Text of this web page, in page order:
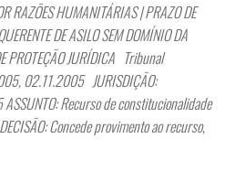
RAZÕES HUMANITÁRIAS | PRAZO DE
DE ASILO SEM DOMÍNIO DA
PROTEÇÃO JURÍDICA Tribunal
02.11.2005 JURISDIÇÃO:
Recurso de constitucionalidade
Concede provimento ao recurso,